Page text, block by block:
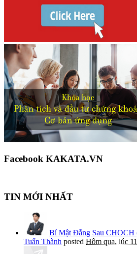
Facebook KAKATA.VN
TIN MỚI NHẤT
Bí Mật Đằng Sau CHOCH
Tuấn Thành posted Hôm qua, lúc